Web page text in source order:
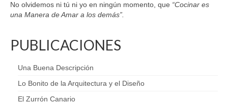
No olvidemos ni tú ni yo en ningún momento, que “Cocinar es
una Manera de Amar a los demás”.
PUBLICACIONES
Una Buena Descripción
Lo Bonito de la Arquitectura y el Diseño
El Zurrón Canario